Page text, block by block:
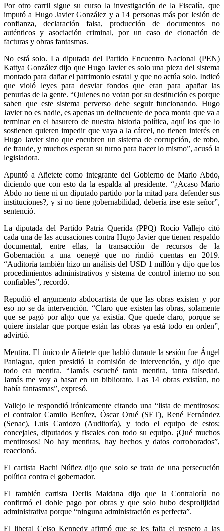
Por otro carril sigue su curso la investigación de la Fiscalía, que
imputó a Hugo Javier González y a 14 personas más por lesión de
confianza, declaración falsa, producción de documentos no
auténticos y asociación criminal, por un caso de clonación de
facturas y obras fantasmas.
No está solo. La diputada del Partido Encuentro Nacional (PEN)
Kattya González dijo que Hugo Javier es solo una pieza del sistema
montado para dañar el patrimonio estatal y que no actúa solo. Indicó
que violó leyes para desviar fondos que eran para apañar las
penurias de la gente. “Quienes no votan por su destitución es porque
saben que este sistema perverso debe seguir funcionando. Hugo
Javier no es nadie, es apenas un delincuente de poca monta que va a
terminar en el basurero de nuestra historia política, aquí los que lo
sostienen quieren impedir que vaya a la cárcel, no tienen interés en
Hugo Javier sino que encubren un sistema de corrupción, de robo,
de fraude, y muchos esperan su turno para hacer lo mismo”, acusó la
legisladora.
Apuntó a Añetete como integrante del Gobierno de Mario Abdo,
diciendo que con esto da la espalda al presidente. “¿Acaso Mario
Abdo no tiene ni un diputado partido por la mitad para defender sus
instituciones?, y si no tiene gobernabilidad, debería irse este señor”,
sentenció.
La diputada del Partido Patria Querida (PPQ) Rocío Vallejo citó
cada una de las acusaciones contra Hugo Javier que tienen respaldo
documental, entre ellas, la transacción de recursos de la
Gobernación a una oenegé que no rindió cuentas en 2019.
“Auditoría también hizo un análisis del USD 1 millón y dijo que los
procedimientos administrativos y sistema de control interno no son
confiables”, recordó.
Repudió el argumento abdocartista de que las obras existen y por
eso no se da intervención. “Claro que existen las obras, solamente
que se pagó por algo que ya existía. Que quede claro, porque se
quiere instalar que porque están las obras ya está todo en orden”,
advirtió.
Mentira. El único de Añetete que habló durante la sesión fue Ángel
Paniagua, quien presidió la comisión de intervención, y dijo que
todo era mentira. “Jamás escuché tanta mentira, tanta falsedad.
Jamás me voy a basar en un bibliorato. Las 14 obras existían, no
había fantasmas”, expresó.
Vallejo le respondió irónicamente citando una “lista de mentirosos:
el contralor Camilo Benítez, Óscar Orué (SET), René Fernández
(Senac), Luis Cardozo (Auditoría), y todo el equipo de estos;
concejales, diputados y fiscales con todo su equipo. ¡Qué muchos
mentirosos! No hay mentiras, hay hechos y datos corroborados”,
reaccionó.
El cartista Bachi Núñez dijo que solo se trata de una persecución
política contra el gobernador.
El también cartista Derlis Maidana dijo que la Contraloría no
confirmó el doble pago por obras y que solo hubo desprolijidad
administrativa porque “ninguna administración es perfecta”.
El liberal Celso Kennedy afirmó que se les falta el respeto a las